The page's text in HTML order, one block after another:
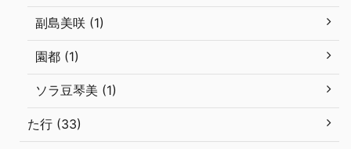
副島美咲 (1)
園都 (1)
ソラ豆琴美 (1)
た行 (33)